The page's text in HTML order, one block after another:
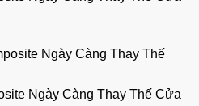
Ngày Càng Thay Thế Cửa